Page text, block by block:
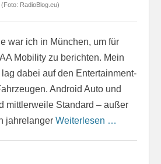
(Foto: RadioBlog.eu)
war ich in München, um für
Mobility zu berichten. Mein
dabei auf den Entertainment-
Android Auto und
mittlerweile Standard – außer
jahrelanger Weiterlesen …